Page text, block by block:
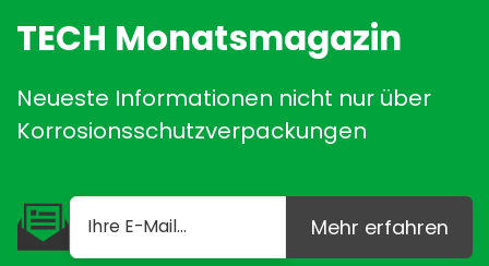
TECH Monatsmagazin
Neueste Informationen nicht nur über
Korrosionsschutzverpackungen
Mehr erfahren